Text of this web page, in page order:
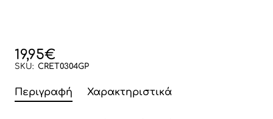
19,95€
SKU: CRET0304GP
Περιγραφή Χαρακτηριστικά